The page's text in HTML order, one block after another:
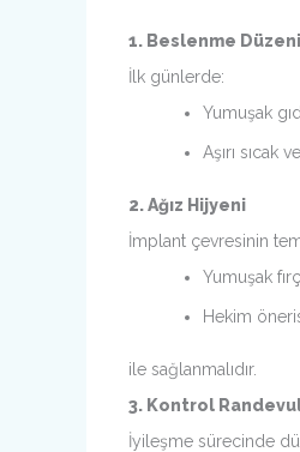
1. Beslenme Düzeni
İlk günlerde:
Yumuşak
Aşırı sıcak
2. Ağız Hijyeni
İmplant çevresinin
Yumuşak
Hekim
ile sağlanmalıdır.
3. Kontrol
İyileşme sürecinde